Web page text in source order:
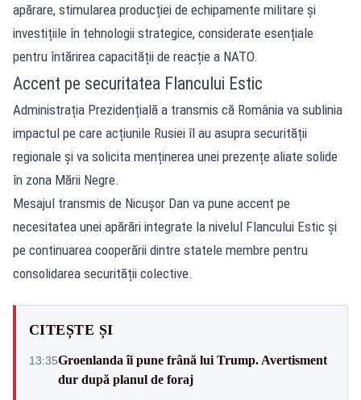
apărare, stimularea producției de echipamente militare și
investițiile în tehnologii strategice, considerate esențiale
pentru întărirea capacității de reacție a NATO.
Accent pe securitatea Flancului Estic
Administrația Prezidențială a transmis că România va sublinia
impactul pe care acțiunile Rusiei îl au asupra securității
regionale și va solicita menținerea unei prezențe aliate solide
în zona Mării Negre.
Mesajul transmis de Nicușor Dan va pune accent pe
necesitatea unei apărări integrate la nivelul Flancului Estic și
pe continuarea cooperării dintre statele membre pentru
consolidarea securității colective.
CITEȘTE ȘI
13:35Groenlanda îi pune frână lui Trump. Avertisment
dur după planul de foraj